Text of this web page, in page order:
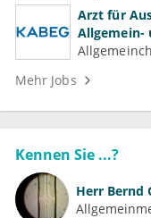
Arzt für
Allgemein-
Mehr Jobs
Kennen Sie ...?
Herr Bernd